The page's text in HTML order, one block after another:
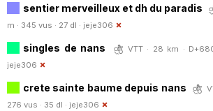
sentier merveilleux et dh du paradis
m · 345 vus · 27 dl · jeje306
singles de nans
VTT · 28 km ·
jeje306
crete sainte baume depuis nans
276 vus · 35 dl · jeje306